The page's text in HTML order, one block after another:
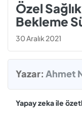
Özel
Bekleme
30 Aralık 2021
Yazar: Ahmet
Yapay zeka ile